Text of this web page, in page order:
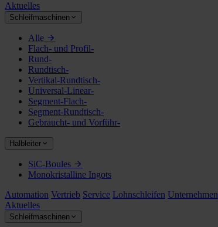
Aktuelles
Schleifmaschinen
Alle
Flach- und Profil-
Rund-
Rundtisch-
Vertikal-Rundtisch-
Universal-Linear-
Segment-Flach-
Segment-Rundtisch-
Gebraucht- und Vorführ-
Halbleiter
SiC-Boules
Monokristalline Ingots
Automation Vertrieb Service Lohnschleifen Unternehmen
Aktuelles
Schleifmaschinen